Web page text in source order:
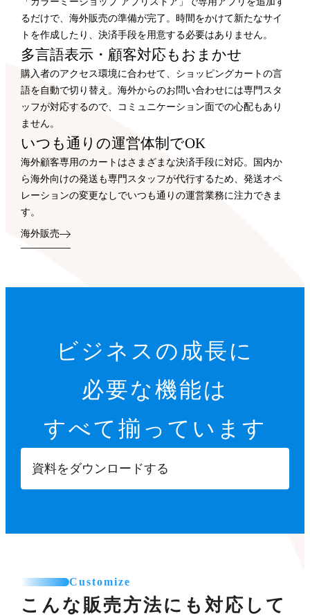
るだけで、海外販売の準備が完了。時間をかけて新たなサイ
トを作成したり、決済手段を用意する必要はありません。
多言語表示・顧客対応もおまかせ
購入者のアクセス環境に合わせて、ショッピングカートの言
語を自動で切り替え。海外からのお問い合わせには専門スタ
ッフが対応するので、コミュニケーション面での心配もあり
ません。
いつも通りの運営体制でOK
海外顧客専用のカートはさまざまな決済手段に対応。国内か
ら海外向けの発送も専門スタッフが代行するため、発送オペ
レーションの変更なしでいつも通りの運営業務に注力できま
す。
海外販売
ビジネスの成長に
必要な機能は
すべて揃っています
資料をダウンロードする
Customize
こんな販売方法にも対応して